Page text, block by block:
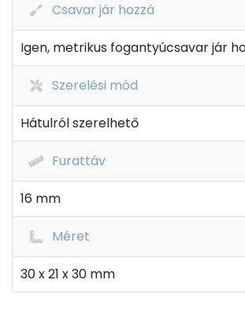
Csavar jár hozzá
Igen, metrikus fogantyúcsavar jár
Szerelési mód
Hátulról szerelhető
Furattáv
16 mm
Méret
30 x 21 x 30 mm